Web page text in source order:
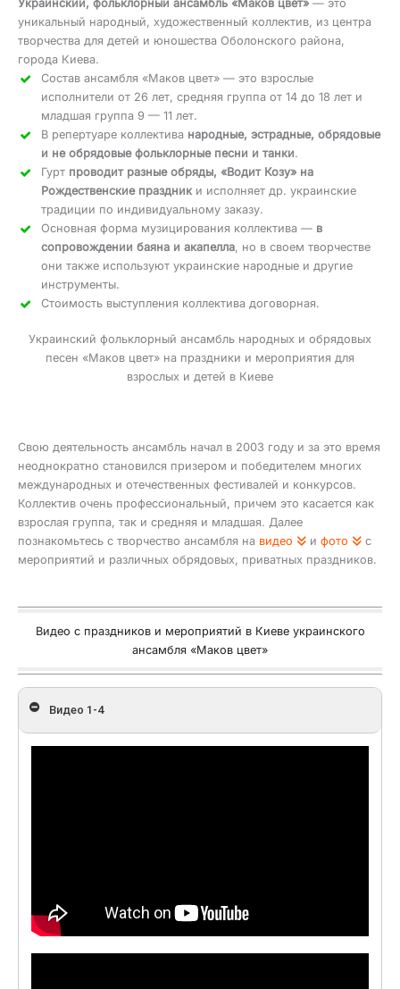
Украинский, фольклорный ансамбль «Маков цвет» — это
уникальный народный, художественный коллектив, из центра
творчества для детей и юношества Оболонского района,
города Киева.
Состав ансамбля «Маков цвет» — это взрослые
исполнители от 26 лет, средняя группа от 14 до 18 лет и
младшая группа 9 — 11 лет.
В репертуаре коллектива народные, эстрадные, обрядовые
и не обрядовые фольклорные песни и танки.
Гурт проводит разные обряды, «Водит Козу» на
Рождественские праздники исполняет др. украинские
традиции по индивидуальному заказу.
Основная форма музицирования коллектива — в
сопровождении баяна и акапелла, но в своем творчестве
они также используют украинские народные и другие
инструменты.
Стоимость выступления коллектива договорная.
Украинский фольклорный ансамбль народных и обрядовых
песен «Маков цвет» на праздники и мероприятия для
взрослых и детей в Киеве
Свою деятельность ансамбль начал в 2003 году и за это время
неоднократно становился призером и победителем многих
международных и отечественных фестивалей и конкурсов.
Коллектив очень профессиональный, причем это касается как
взрослая группа, так и средняя и младшая. Далее
познакомьтесь с творчество ансамбля на видео и фото
с
мероприятий и различных обрядовых, приватных праздников.
Видео с праздников и мероприятий в Киеве украинского
ансамбля «Маков цвет»
Видео 1-4